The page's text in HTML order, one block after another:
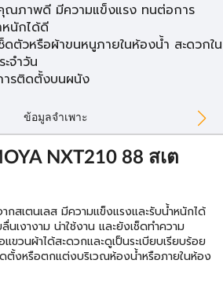
ณภาพดี มีความแข็งแรง ทนต่อการ
นักได้ดี
ดตัวหรือผ้าขนหนูภายในห้องน้ำ สะดวกใน
จำวัน
รติดตั้งบนผนัง
ข้อมูลจำเพาะ
NXT210 88 สเต
กสเตนเลส มีความแข็งแรงและรับน้ำหนักได้
นเงางาม น่าใช้งาน และยังเช็ดทำความ
ขวนผ้าได้สะดวกและดูเป็นระเบียบเรียบร้อย
ตั้งหรือตกแต่งบริเวณห้องน้ำหรือภายในห้อง